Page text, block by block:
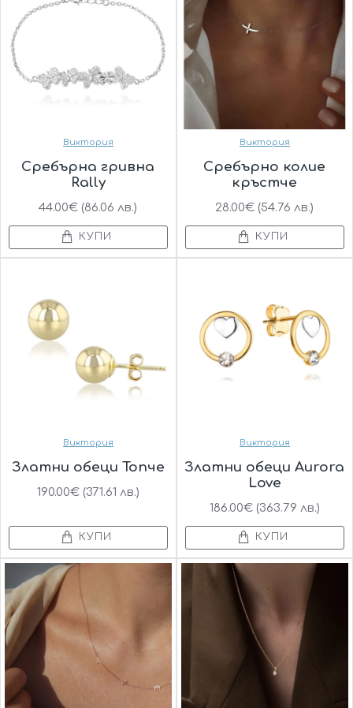
Виктория
Сребърна гривна
Rally
44.00€ (86.06 лв.)
КУПИ
Виктория
Сребърно колие
кръстче
28.00€ (54.76 лв.)
КУПИ
Виктория
Златни обеци Топче
190.00€ (371.61 лв.)
КУПИ
Виктория
Златни обеци Aurora
Love
186.00€ (363.79 лв.)
КУПИ